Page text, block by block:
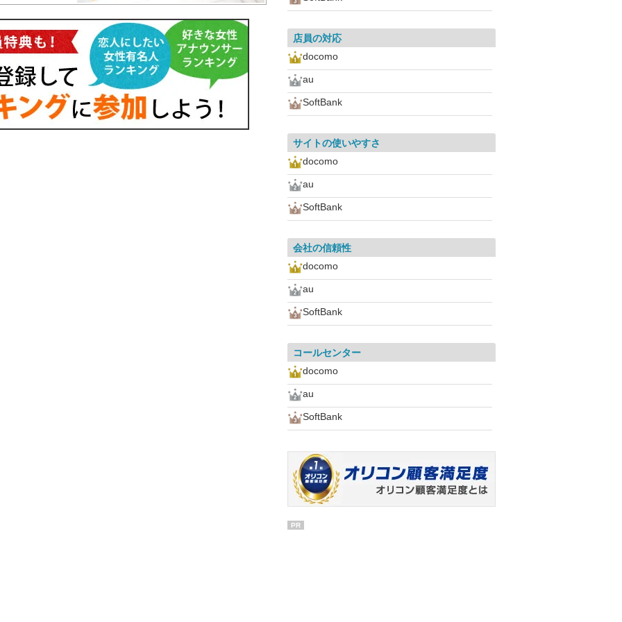
店員の対応
docomo
au
SoftBank
サイトの使いやすさ
docomo
au
SoftBank
会社の信頼性
docomo
au
SoftBank
コールセンター
docomo
au
SoftBank
PR